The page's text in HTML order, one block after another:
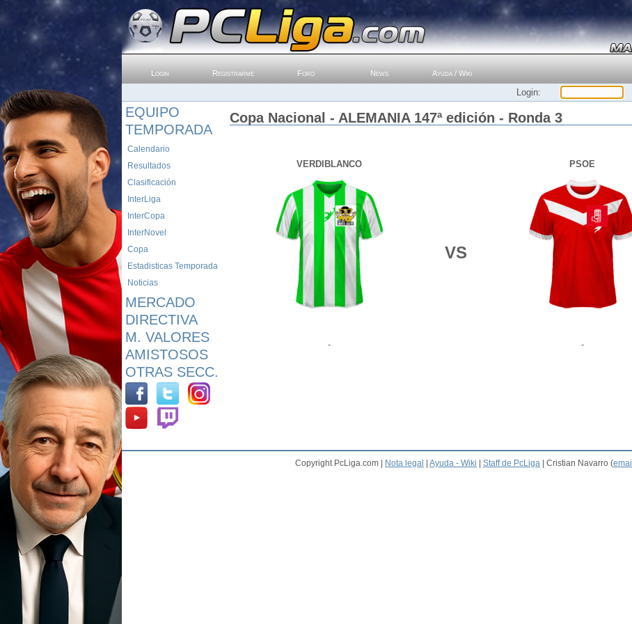
Login Registrarme Foro News Ayuda / Wiki
Login:
EQUIPO
TEMPORADA
Calendario
Resultados
Clasificación
InterLiga
InterCopa
InterNovel
Copa
Estadisticas Temporada
Noticias
MERCADO
DIRECTIVA
M. VALORES
AMISTOSOS
OTRAS SECC.
Copa Nacional - ALEMANIA 147ª edición - Ronda 3
VERDIBLANCO PSOE
VS
- -
Copyright PcLiga.com | Nota legal Ayuda - Wiki Staff de PcLiga | Cristian Navarro (email